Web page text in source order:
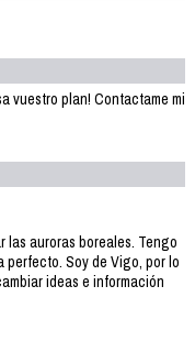
vuestro plan! Contactame mi
las auroras boreales. Tengo
perfecto. Soy de Vigo, por lo
ideas e información